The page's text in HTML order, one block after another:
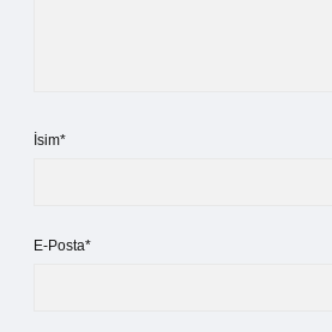
İsim*
E-Posta*